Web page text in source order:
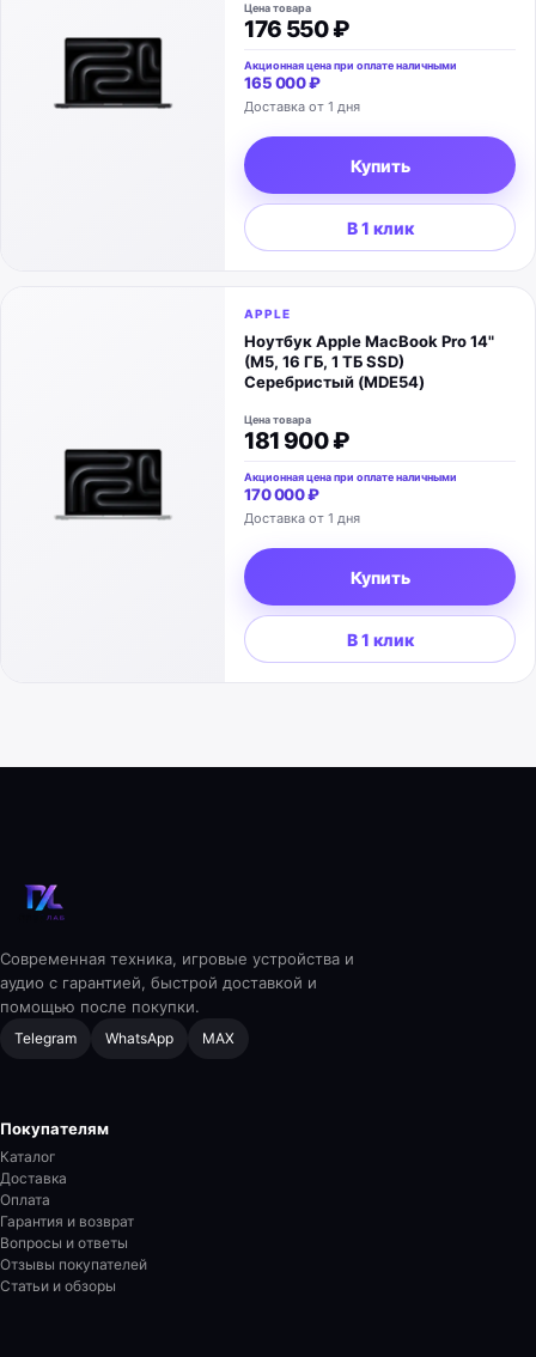
Цена товара
176 550 ₽
Акционная цена при оплате наличными
165 000 ₽
Доставка от 1 дня
Купить
В 1 клик
APPLE
Ноутбук Apple MacBook Pro 14"
(M5, 16 ГБ, 1 ТБ SSD)
Серебристый (MDE54)
Цена товара
181 900 ₽
Акционная цена при оплате наличными
170 000 ₽
Доставка от 1 дня
Купить
В 1 клик
Современная техника, игровые устройства и
аудио с гарантией, быстрой доставкой и
помощью после покупки.
Telegram WhatsApp MAX
Покупателям
Каталог
Доставка
Оплата
Гарантия и возврат
Вопросы и ответы
Отзывы покупателей
Статьи и обзоры